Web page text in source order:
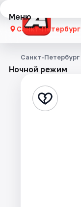
Меню
Санкт-Петербург
Концерты
Стендап
Ночной режим
Санкт-Петербург